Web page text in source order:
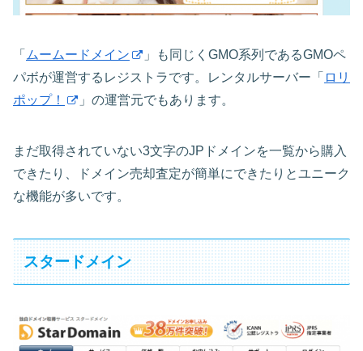
「 ムームードメイン
」も同じくGMO系列であるGMOペ
パボが運営するレジストラです。レンタルサーバー「 ロリ
ポップ！
」の運営元でもあります。
まだ取得されていない3文字のJPドメインを一覧から購入
できたり、ドメイン売却査定が簡単にできたりとユニーク
な機能が多いです。
スタードメイン